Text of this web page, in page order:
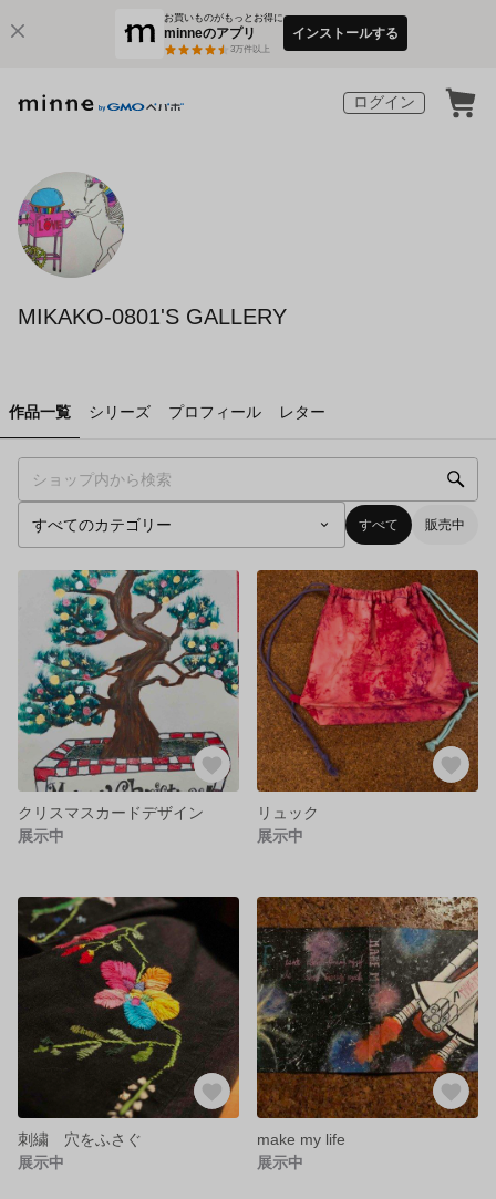
お買いものがもっとお得に
minneのアプリ
3万件以上
インストールする
ログイン
MIKAKO-0801'S GALLERY
作品一覧 シリーズ プロフィール レター
すべて 販売中
クリスマスカードデザイン
展示中
リュック
展示中
刺繍 穴をふさぐ
展示中
make my life
展示中